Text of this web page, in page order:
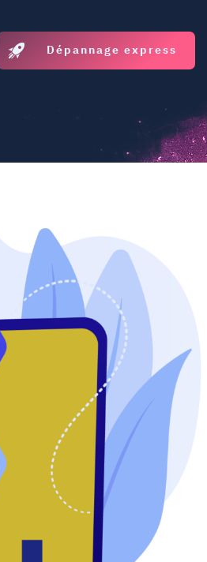
Dépannage express